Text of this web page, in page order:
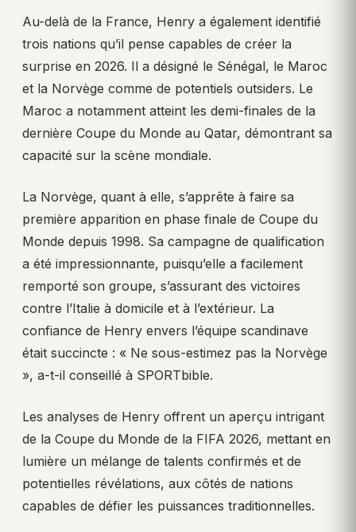
Au-delà de la France, Henry a également identifié
trois nations qu’il pense capables de créer la
surprise en 2026. Il a désigné le Sénégal, le Maroc
et la Norvège comme de potentiels outsiders. Le
Maroc a notamment atteint les demi-finales de la
dernière Coupe du Monde au Qatar, démontrant sa
capacité sur la scène mondiale.
La Norvège, quant à elle, s’apprête à faire sa
première apparition en phase finale de Coupe du
Monde depuis 1998. Sa campagne de qualification
a été impressionnante, puisqu’elle a facilement
remporté son groupe, s’assurant des victoires
contre l’Italie à domicile et à l’extérieur. La
confiance de Henry envers l’équipe scandinave
était succincte : « Ne sous-estimez pas la Norvège
», a-t-il conseillé à SPORTbible.
Les analyses de Henry offrent un aperçu intrigant
de la Coupe du Monde de la FIFA 2026, mettant en
lumière un mélange de talents confirmés et de
potentielles révélations, aux côtés de nations
capables de défier les puissances traditionnelles.